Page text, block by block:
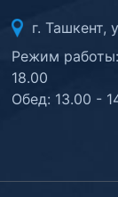
г. Ташкент,
Режим
18.00
Обед: 13.00 -